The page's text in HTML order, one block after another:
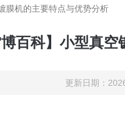
膜机的主要特点与优势分析
博百科】小型真
更新日期：